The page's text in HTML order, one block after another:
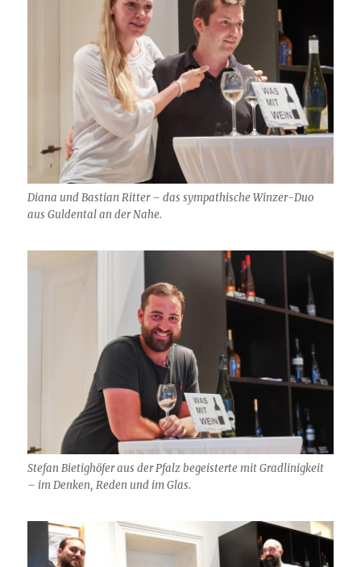
Diana und Bastian Ritter – das sympathische Winzer-Duo
aus Guldental an der Nahe.
Stefan Bietighöfer aus der Pfalz begeisterte mit Gradlinigkeit
– im Denken, Reden und im Glas.